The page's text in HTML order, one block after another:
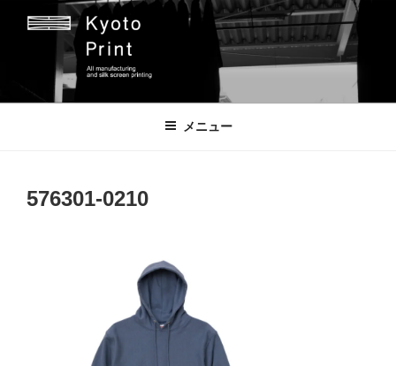
京都プリント
京都市のオリジナルプリント会社
メニュー
576301-0210